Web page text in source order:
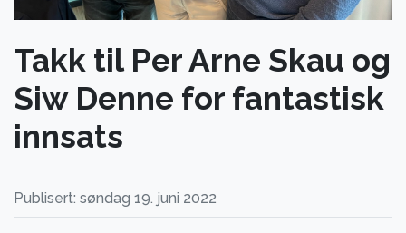
Takk til Per Arne Skau og
Siw Denne for fantastisk
innsats
Publisert: søndag 19. juni 2022